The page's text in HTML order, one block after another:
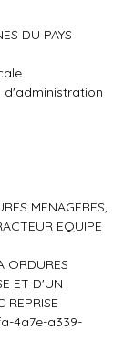
DU PAYS
d'administration
MENAGERES,
EQUIPE
ORDURES
ET D'UN
REPRISE
4a7e-a339-